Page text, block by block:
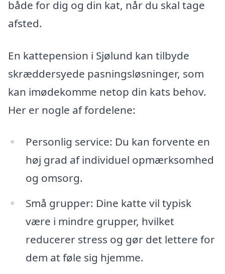
både for dig og din kat, når du skal tage
afsted.
En kattepension i Sjølund kan tilbyde
skræddersyede pasningsløsninger, som
kan imødekomme netop din kats behov.
Her er nogle af fordelene:
Personlig service: Du kan forvente en
høj grad af individuel opmærksomhed
og omsorg.
Små grupper: Dine katte vil typisk
være i mindre grupper, hvilket
reducerer stress og gør det lettere for
dem at føle sig hjemme.